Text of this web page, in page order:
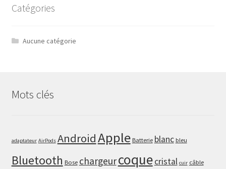
Catégories
Aucune catégorie
Mots clés
adaptateur AirPods AndroidApple Batterie blanc bleu
Bluetooth Bose chargeurcoquecristal cuir câble